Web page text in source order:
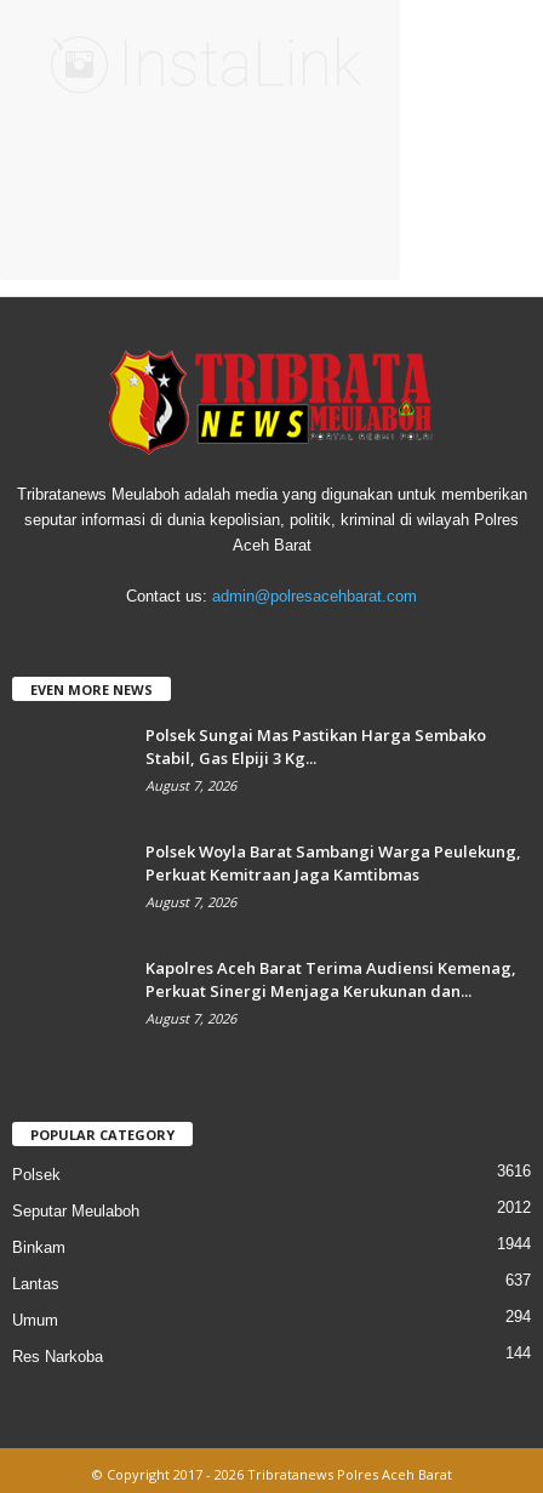
Tribratanews Meulaboh adalah media yang digunakan untuk memberikan
seputar informasi di dunia kepolisian, politik, kriminal di wilayah Polres
Aceh Barat
Contact us: admin@polresacehbarat.com
EVEN MORE NEWS
Polsek Sungai Mas Pastikan Harga Sembako
Stabil, Gas Elpiji 3 Kg...
August 7, 2026
Polsek Woyla Barat Sambangi Warga Peulekung,
Perkuat Kemitraan Jaga Kamtibmas
August 7, 2026
Kapolres Aceh Barat Terima Audiensi Kemenag,
Perkuat Sinergi Menjaga Kerukunan dan...
August 7, 2026
POPULAR CATEGORY
Polsek 3616
Seputar Meulaboh 2012
Binkam 1944
Lantas 637
Umum 294
Res Narkoba 144
© Copyright 2017 - 2026 Tribratanews Polres Aceh Barat